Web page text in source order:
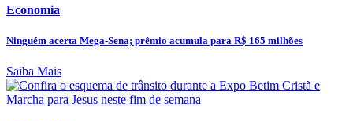
Economia
Ninguém acerta Mega-Sena; prêmio acumula para R$ 165 milhões
Saiba Mais